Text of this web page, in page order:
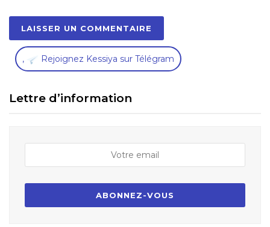
, Rejoignez Kessiya sur Télégram
Lettre d’information